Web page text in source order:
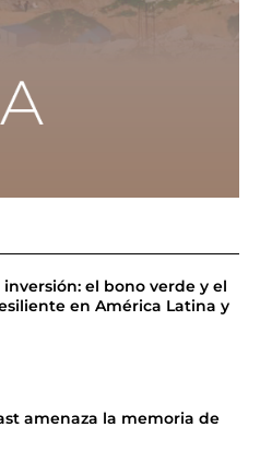
el bono verde y el
en América Latina y
amenaza la memoria de